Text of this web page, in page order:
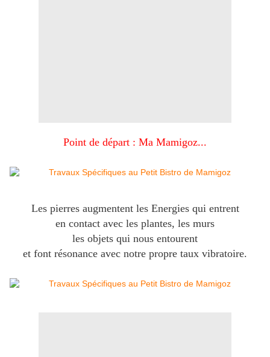
Point de départ : Ma Mamigoz...
Les pierres augmentent les Energies qui entrent
en contact avec les plantes, les murs
les objets qui nous entourent
et font résonance avec notre propre taux vibratoire.